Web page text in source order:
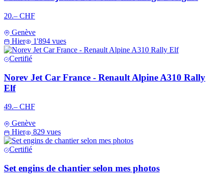
20.– CHF
Genève
Hier
1'894 vues
Certifié
Norev Jet Car France - Renault Alpine A310 Rally
Elf
49.– CHF
Genève
Hier
829 vues
Certifié
Set engins de chantier selon mes photos